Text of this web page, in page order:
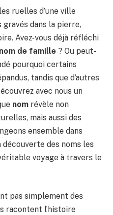
ruelles d’une ville
gravés dans la pierre,
Avez-vous déjà réfléchi
nom de famille ? Ou peut-
pourquoi certains
tandis que d’autres
avec nous un
nom révèle non
mais aussi des
ensemble dans
découverte des noms les
voyage à travers le
pas simplement des
racontent l’histoire